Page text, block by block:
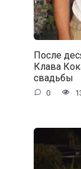
После
Клава
свадьбы
0